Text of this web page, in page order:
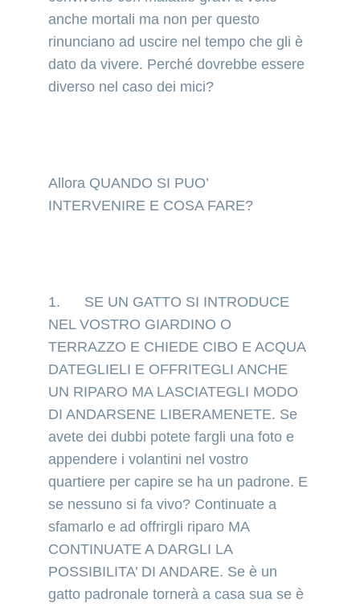
anche mortali ma non per questo
rinunciano ad uscire nel tempo che gli è
dato da vivere. Perché dovrebbe essere
diverso nel caso dei mici?
Allora QUANDO SI PUO’
INTERVENIRE E COSA FARE?
1.      SE UN GATTO SI INTRODUCE
NEL VOSTRO GIARDINO O
TERRAZZO E CHIEDE CIBO E ACQUA
DATEGLIELI E OFFRITEGLI ANCHE
UN RIPARO MA LASCIATEGLI MODO
DI ANDARSENE LIBERAMENETE. Se
avete dei dubbi potete fargli una foto e
appendere i volantini nel vostro
quartiere per capire se ha un padrone. E
se nessuno si fa vivo? Continuate a
sfamarlo e ad offrirgli riparo MA
CONTINUATE A DARGLI LA
POSSIBILITA’ DI ANDARE. Se è un
gatto padronale tornerà a casa sua se è